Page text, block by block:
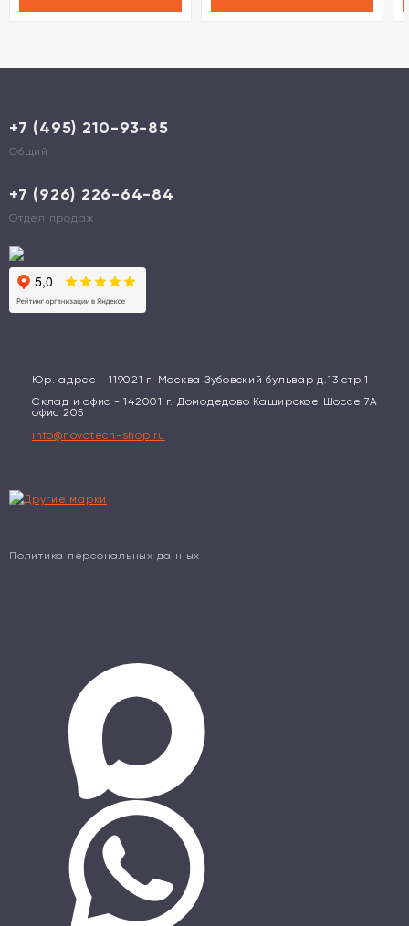
+7 (495) 210-93-85
Общий
+7 (926) 226-64-84
Отдел продаж
Юр. адрес - 119021 г. Москва Зубовский бульвар д.13 стр.1
Склад и офис - 142001 г. Домодедово Каширское Шоссе 7А
офис 205
info@novotech-shop.ru
Политика персональных данных